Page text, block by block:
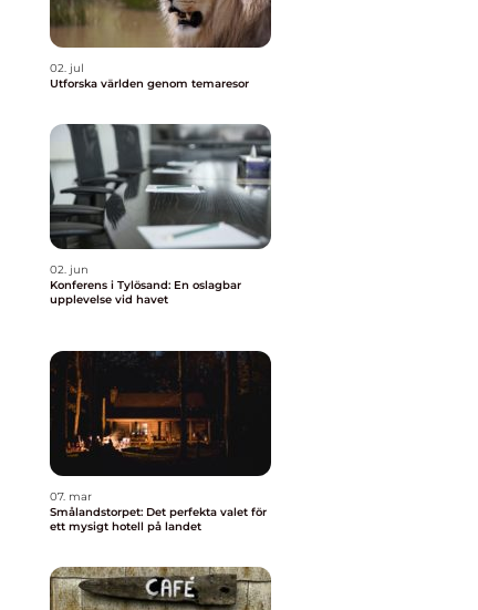
02. jul
Utforska världen genom temaresor
02. jun
Konferens i Tylösand: En oslagbar
upplevelse vid havet
07. mar
Smålandstorpet: Det perfekta valet för
ett mysigt hotell på landet